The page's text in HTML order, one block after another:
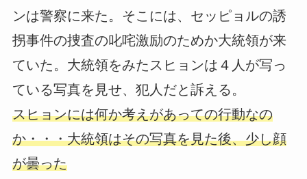
ンは警察に来た。そこには、セッピョルの誘
拐事件の捜査の叱咤激励のためか大統領が来
ていた。大統領をみたスヒョンは４人が写っ
ている写真を見せ、犯人だと訴える。
スヒョンには何か考えがあっての行動なの
か・・・大統領はその写真を見た後、少し顔
が曇った